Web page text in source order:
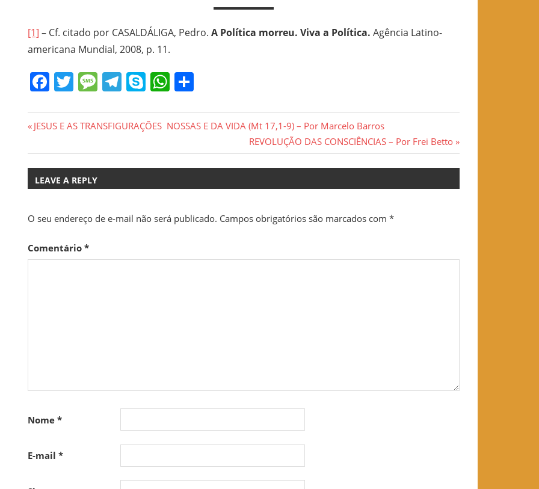
[1] – Cf. citado por CASALDÁLIGA, Pedro.A Política morreu. Viva a Política.Agência Latino-
americana Mundial, 2008, p. 11.
Facebook
Twitter
Message
Telegram
SkypeWhatsApp
Navegação
de
Post
Previous
JESUS E AS TRANSFIGURAÇÕES NOSSAS E DA VIDA (Mt 17,1-9) – Por Marcelo Barros
Next
Post:
REVOLUÇÃO DAS CONSCIÊNCIAS – Por Frei Betto
LEAVE A REPLY
O seu endereço de e-mail não será publicado. Campos obrigatórios são marcados com*
Comentário*
Nome*
E-mail*